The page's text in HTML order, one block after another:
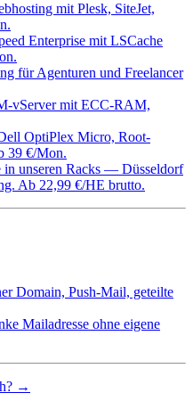
mit Plesk, SiteJet,
Enterprise mit LSCache
für Agenturen und Freelancer
vServer mit ECC-RAM,
OptiPlex Micro, Root-
39 €/Mon.
in unseren Racks — Düsseldorf
Ab 22,99 €/HE brutto.
Domain, Push-Mail, geteilte
Mailadresse ohne eigene
→